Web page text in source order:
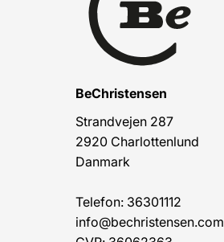
BeChristensen
Strandvejen 287
2920 Charlottenlund
Danmark
Telefon: 36301112
info@bechristensen.com